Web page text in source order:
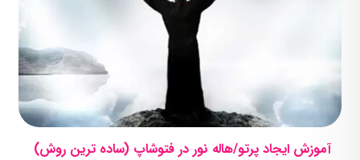
آموزش ایجاد پرتو/هاله نور در فتوشاپ (ساده ترین روش)